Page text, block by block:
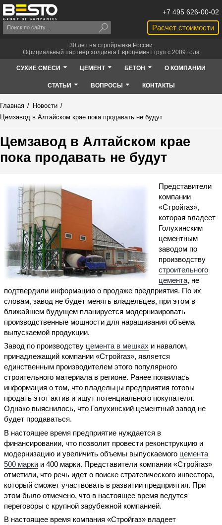
Расчет стоимости
+7 495 626-00-02
30 лет на стройрынке России
Официальный партнер холдинга Евроцемент груп с 2009 года
СУХИЕ СМЕСИ ЦЕМЕНТ БЕТОН О КОМПАНИИ
СТАТЬИ ВОПРОСЫ КОНТАКТЫ
Главная / Новости /
Цемзавод в Алтайском крае пока продавать не будут
Цемзавод в Алтайском крае
пока продавать не будут
Представители
компании
«Стройгаз»,
которая владеет
Голухинским
цементным
заводом по
производству
строительного
цемента, не
подтвердили информацию о продаже предприятия. По их
словам, завод не будет менять владельцев, при этом в
ближайшем будущем планируется модернизировать
производственные мощности для наращивания объема
выпускаемой продукции.
Завод по производству цемента в мешках и навалом,
принадлежащий компании «Стройгаз», является
единственным производителем этого популярного
строительного материала в регионе. Ранее появилась
информация о том, что владельцы предприятия готовы
продать этот актив и ищут потенциального покупателя.
Однако выяснилось, что Голухинский цементный завод не
будет продаваться.
В настоящее время предприятие нуждается в
финансировании, что позволит провести реконструкцию и
модернизацию и увеличить объемы выпускаемого цемента
500 марки и 400 марки. Представители компании «Стройгаз»
отметили, что речь идет о поиске стратегического инвестора,
который сможет участвовать в развитии предприятия. При
этом было отмечено, что в настоящее время ведутся
переговоры с крупной зарубежной компанией.
В настоящее время компания «Стройгаз» владеет